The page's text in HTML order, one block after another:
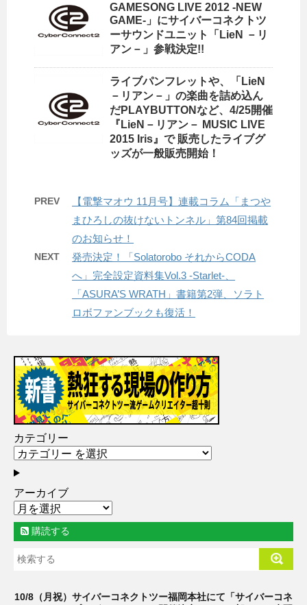
GAMESONG LIVE 2012 -NEW
GAME-」にサイバーコネクトツ
ーサウンドユニット「LieN －リ
アン－」参戦決定!!
ライブパンフレットや、「LieN
－リアン－」の楽曲を詰め込ん
だPLAYBUTTONなど、4/25開催
『LieN－リアン－ MUSIC LIVE
2015 Iris』で 販売したライブグ
ッズが一般販売開始！
PREV
【電撃マオウ 11月号】連載コラム「まつや
まひろしの抜けないトンネル」第84回掲載
のお知らせ！
NEXT
発売決定！「Solatorobo それからCODA
へ」完全設定資料集Vol.3 -Starlet-、
「ASURA’S WRATH」書籍第2弾、ソラト
ロボファンブックも復活！
カテゴリー
アーカイブ
購読する
10/8（月祝）サイバーコネクトツー福岡本社にて「サイバーコネ